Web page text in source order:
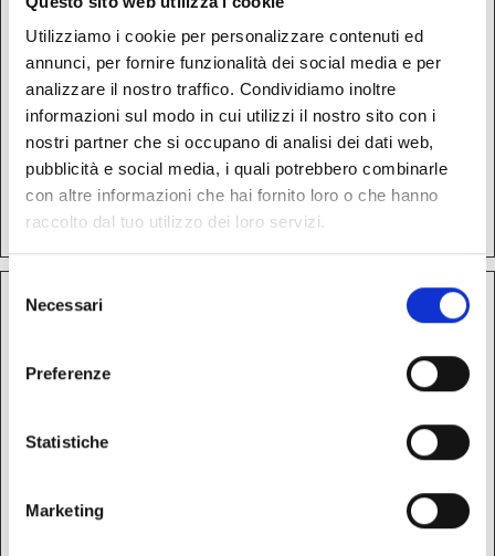
Utilizziamo i cookie per personalizzare contenuti ed
annunci, per fornire funzionalità dei social media e per
analizzare il nostro traffico. Condividiamo inoltre
informazioni sul modo in cui utilizzi il nostro sito con i
nostri partner che si occupano di analisi dei dati web,
pubblicità e social media, i quali potrebbero combinarle
con altre informazioni che hai fornito loro o che hanno
raccolto dal tuo utilizzo dei loro servizi.
delNecessari
Preferenze
Statistiche
Marketing
di rendere validi
rapporti sull'uso
del sito.
rc::c
Google
Questo cookie è
usato per
distinguere tra
umani e robot.
Sessio
ne
Marketing (8)
tracciare i visitatori sui siti web. La finalità è quella
rilevanti e coinvolgenti per il singolo utente e
quindi di maggior valore per editori e inserzionisti